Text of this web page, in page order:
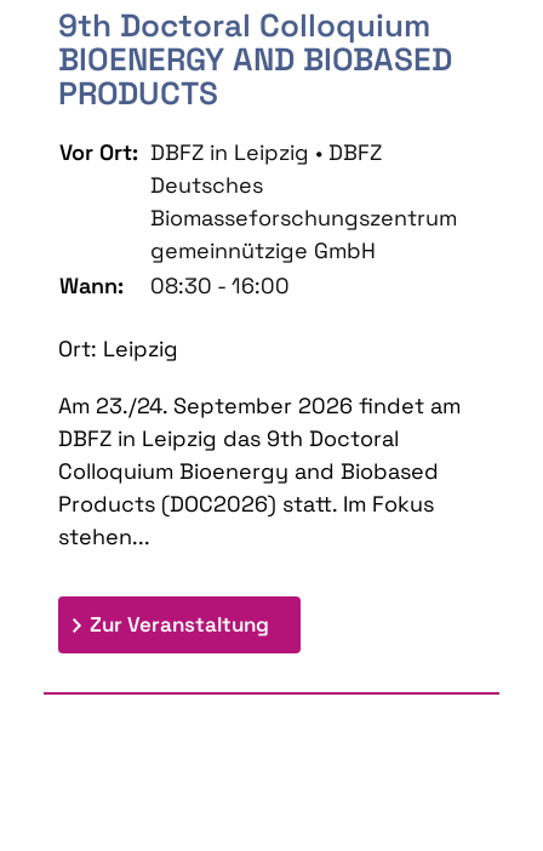
9th Doctoral Colloquium
BIOENERGY AND BIOBASED
PRODUCTS
Vor Ort: DBFZ in Leipzig • DBFZ
Deutsches
Biomasseforschungszentrum
gemeinnützige GmbH
Wann:
08:30 - 16:00
Ort: Leipzig
Am 23./24. September 2026 findet am
DBFZ in Leipzig das 9th Doctoral
Colloquium Bioenergy and Biobased
Products (DOC2026) statt. Im Fokus
stehen...
Zur Veranstaltung